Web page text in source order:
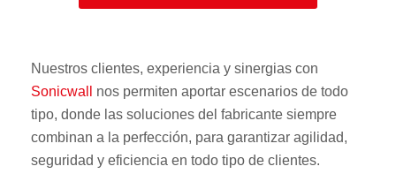
Nuestros clientes, experiencia y sinergias con
Sonicwall
nos permiten aportar escenarios de todo
tipo, donde las soluciones del fabricante siempre
combinan a la perfección, para garantizar agilidad,
seguridad y eficiencia en todo tipo de clientes.